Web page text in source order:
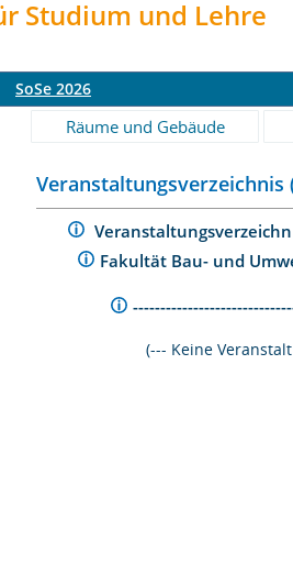
Studium und Lehre
SoSe 2026
Räume und Gebäude
Veranstaltungsverzeichnis
Fakultät Bau- und
(--- Keine